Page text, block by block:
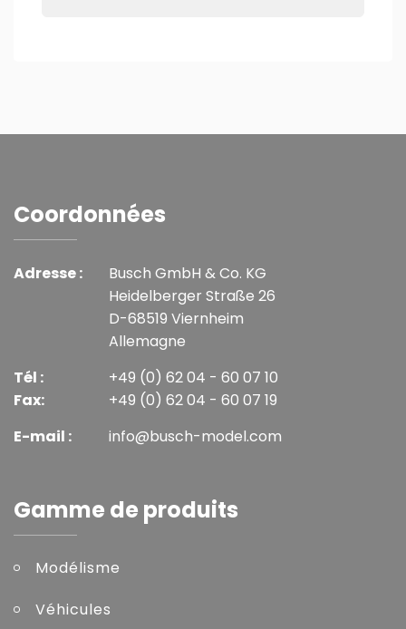
Coordonnées
Adresse :
Busch GmbH & Co. KG
Heidelberger Straße 26
D-68519 Viernheim
Allemagne
Tél :
Fax:
+49 (0) 62 04 - 60 07 10
+49 (0) 62 04 - 60 07 19
E-mail :
info@busch-model.com
Gamme de produits
Modélisme
Véhicules